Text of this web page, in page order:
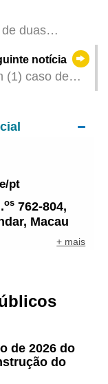
duas
notícia
(1) caso de
pt
os 762-804,
Macau
+ mais
de 2026 do
do